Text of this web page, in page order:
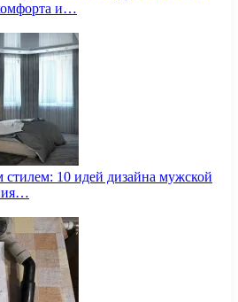
и…
стилем: 10 идей дизайна мужской